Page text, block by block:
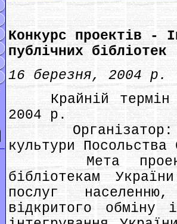
Конкурс проектів -
публічних бібліотек
16 березня, 2004 р.
Крайній термін
2004 р.
Організатор:
культури
Мета проекту:
бібліотекам
послуг
відкритого обміну